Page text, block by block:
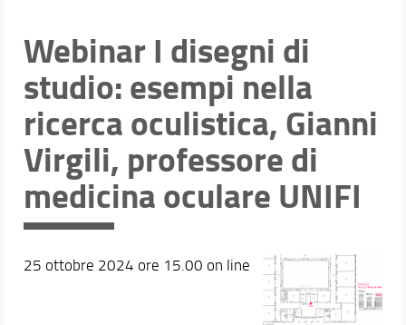
Didattica
Docenti
Ricerca
Terza missione
Webinar I disegni di
studio: esempi nella
ricerca oculistica, Gianni
Virgili, professore di
medicina oculare UNIFI
25 ottobre 2024 ore 15.00 on line